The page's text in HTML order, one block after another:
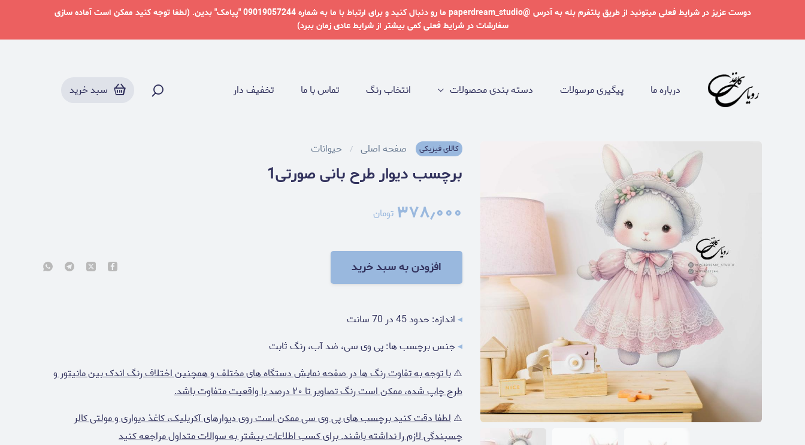
دوست عزیز در شرایط فعلی میتونید از طریق پلتفرم بله به آدرس @paperdream_studio ما رو دنبال کنید و برای ارتباط با ما به شماره 09019057244 "پیامک" بدین. (لطفا توجه کنید ممکن است آماده سازی
سفارشات در شرایط فعلی کمی بیشتر از شرایط عادی زمان ببرد)
درباره ما پیگیری مرسولات دسته بندی محصولات انتخاب رنگ تماس با ما تخفیف دار سبد خرید
کالای فیزیکی صفحه اصلی حیوانات
برچسب دیوار طرح بانی صورتی1
۳۷۸٫۰۰۰ تومان
افزودن به سبد خرید
◂اندازه: حدود 45 در 70 سانت
◂جنس برچسب ها: پی وی سی، ضد آب، رنگ ثابت
⚠️با توجه به تفاوت رنگ ها در صفحه نمایش دستگاه های مختلف و همچنین اختلاف رنگ اندک بین مانیتور و
طرح چاپ شده، ممکن است رنگ تصاویر تا ۲۰ درصد با واقعیت متفاوت باشد.
⚠️لطفا دقت کنید برچسب های پی وی سی ممکن است روی دیوارهای آکریلیک، کاغذ دیواری و مولتی کالر
چسبندگی لازم را نداشته باشند. برای کسب اطلاعات بیشتر به سوالات متداول مراجعه کنید